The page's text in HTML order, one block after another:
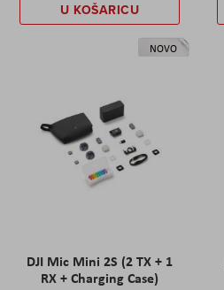
U KOŠARICU
NOVO
DJI Mic Mini 2S (2 TX + 1
RX + Charging Case)